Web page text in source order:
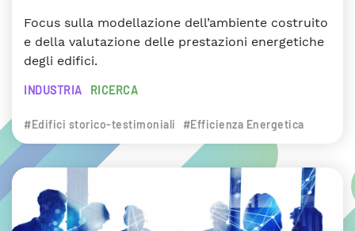
Focus sulla modellazione dell’ambiente costruito
e della valutazione delle prestazioni energetiche
degli edifici.
INDUSTRIA RICERCA
#Edifici storico-testimoniali #Efficienza Energetica